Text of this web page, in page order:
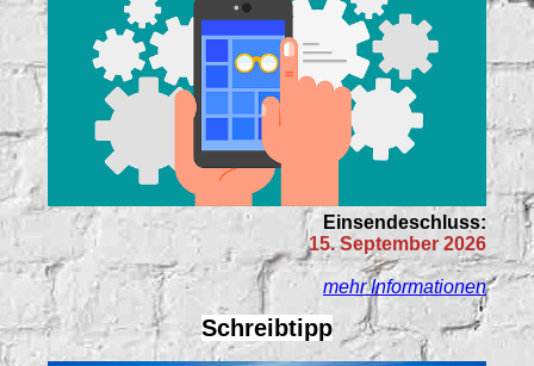
Einsendeschluss:
15. September 2026
mehr Informationen
Schreibtipp